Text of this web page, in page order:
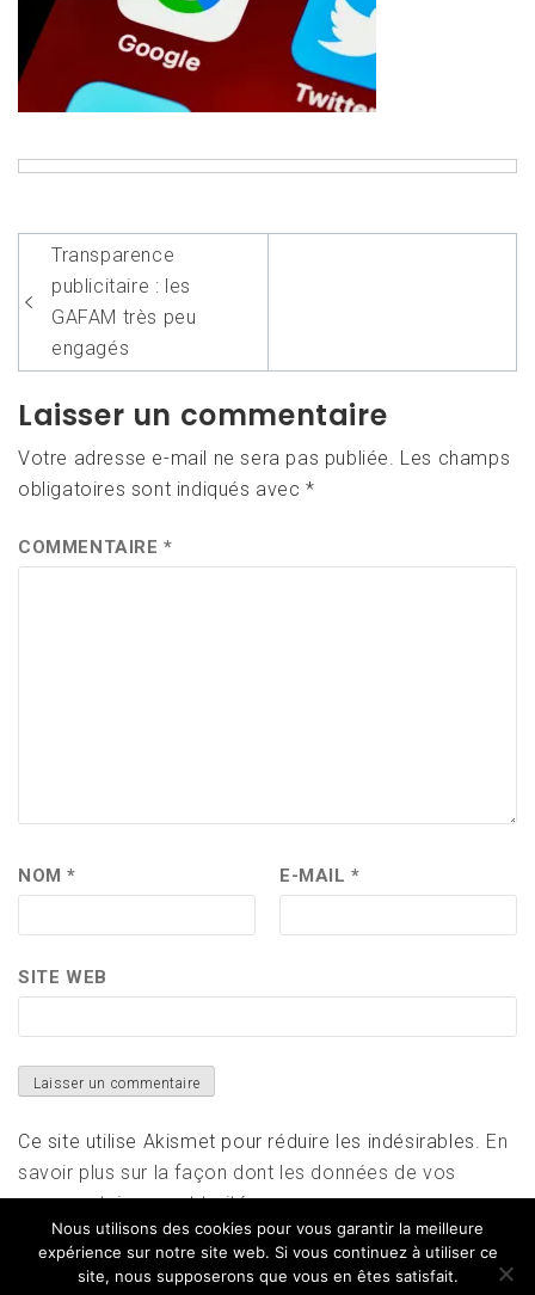
Navigation
de
l’article
Transparence
publicitaire : les
GAFAM très peu
engagés
Laisser un commentaire
Votre adresse e-mail ne sera pas publiée. Les champs
obligatoires sont indiqués avec*
COMMENTAIRE*
NOM* E-MAIL*
SITE WEB
Ce site utilise Akismet pour réduire les indésirables. En
savoir plus sur la façon dont les données de vos
commentaires sont traitées.
Nous utilisons des cookies pour vous garantir la meilleure
expérience sur notre site web. Si vous continuez à utiliser ce
site, nous supposerons que vous en êtes satisfait.